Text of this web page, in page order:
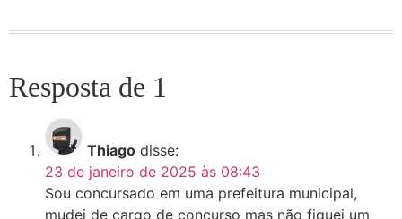
Resposta de 1
Thiago disse:
23 de janeiro de 2025 às 08:43
Sou concursado em uma prefeitura municipal,
mudei de cargo de concurso mas não fiquei um